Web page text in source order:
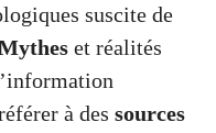
suscite de
et réalités
à des sources